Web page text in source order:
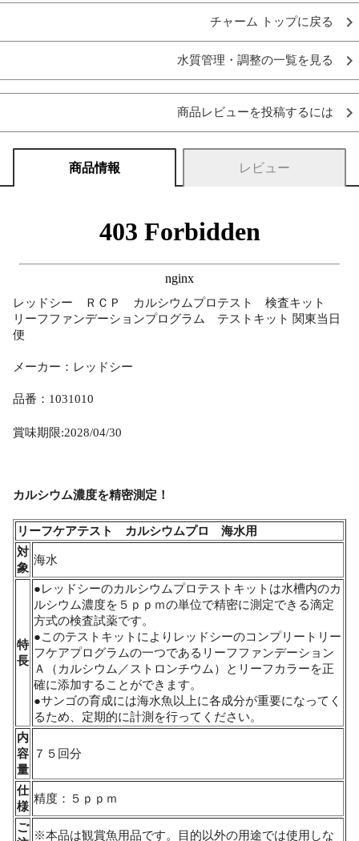
チャーム トップに戻る
水質管理・調整の一覧を見る
商品レビューを投稿するには
商品情報 レビュー
レッドシー ＲＣＰ カルシウムプロテスト 検査キット
リーフファンデーションプログラム テストキット 関東当日
便
メーカー：レッドシー
品番：1031010
賞味期限:2028/04/30
カルシウム濃度を精密測定！
リーフケアテスト カルシウムプロ 海水用
対
象
海水
特
長
●レッドシーのカルシウムプロテストキットは水槽内のカ
ルシウム濃度を５ｐｐｍの単位で精密に測定できる滴定
方式の検査試薬です。
●このテストキットによりレッドシーのコンプリートリー
フケアプログラムの一つであるリーフファンデーション
Ａ（カルシウム／ストロンチウム）とリーフカラーを正
確に添加することができます。
●サンゴの育成には海水魚以上に各成分が重要になってく
るため、定期的に計測を行ってください。
内
容
量
７５回分
仕
様
精度：５ｐｐｍ
ご
※本品は観賞魚用品です。目的以外の用途では使用しな